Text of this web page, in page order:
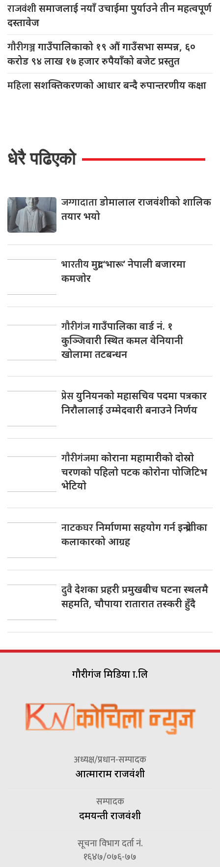
राजवंशीसमाजलाई नयाँ उचाईमा पुर्याउने तीन महत्वपूर्ण
दस्तावेज
गौरीगञ्जगाउँपालिकाको १९ औं गाउँसभा सम्पन्न, ६०
करोड ९४ लाख १७ हजार रुपैयाँको बजेट प्रस्तुत
महिलासशक्तिकरणको आधार बन्दै रुपान्तरणीय कक्षा
धेरै पढिएको
जग्गादाताडोमालाल राजवंशीको शालिक
तयार भयो
भारतीयमुद्रा ‘भारू’ नेपाली बजारमा
कमजाेर
गौरीगंजगाउँपालिका वार्ड नं. १
कुञ्जिवारी स्थित कमल वेनियानी
खोलामा तटबन्धन
प्रेसयुनियनकाे महासचिव पदमा पत्रकार
निराैलालाई उम्मेदवारी बनाउने निर्णय
गाैरीगंजमाकाेराना महामारीकाे दाेस्राे
चरणकाे पहिलाे पटक काेराेना पाेजिटिभ
भेटियाे
नाटकघरनिर्माणमा सहयोग गर्न इन्द्रेणीका
कलाकारको आग्रह
दुवैदेशका प्रहरी प्रमुखबीच घटना स्थलमै
सहमति, चाैपाया रातारात तस्करी हुँदै
गौरीगंज मिडिया प्रा.लि
अध्यक्ष/प्रधान-सम्पादक
आत्माराम राजवंशी
सम्पादक
दमयन्ती राजवंशी
सूचना विभाग दर्ता नं.
१६४७/०७६-७७